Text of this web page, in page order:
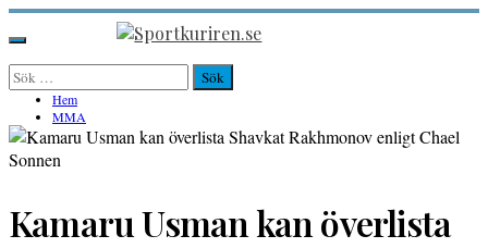
Hoppa
till
innehåll
Sportkuriren.se
Primär
meny
Sök
efter: Hem
MMA
Kamaru Usman kan överlista